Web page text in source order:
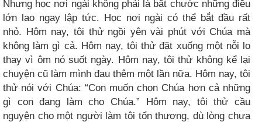
Nhưng học nơi ngài không phải là bắt chước những điều
lớn lao ngay lập tức. Học nơi ngài có thể bắt đầu rất
nhỏ. Hôm nay, tôi thử ngồi yên vài phút với Chúa mà
không làm gì cả. Hôm nay, tôi thử đặt xuống một nỗi lo
thay vì ôm nó suốt ngày. Hôm nay, tôi thử không kể lại
chuyện cũ làm mình đau thêm một lần nữa. Hôm nay, tôi
thử nói với Chúa: “Con muốn chọn Chúa hơn cả những
gì con đang làm cho Chúa.” Hôm nay, tôi thử cầu
nguyện cho một người làm tôi tổn thương, dù lòng chưa